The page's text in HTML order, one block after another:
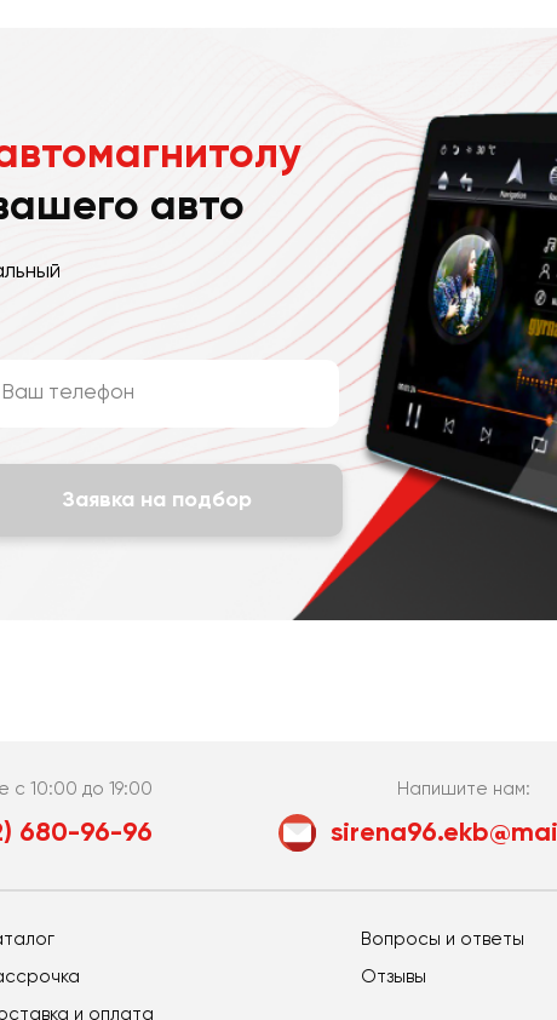
авто
Заявка на подбор
с 10:00 до 19:00
680-96-96
Напишите нам:
и оплата
Вопросы и ответы
Отзывы